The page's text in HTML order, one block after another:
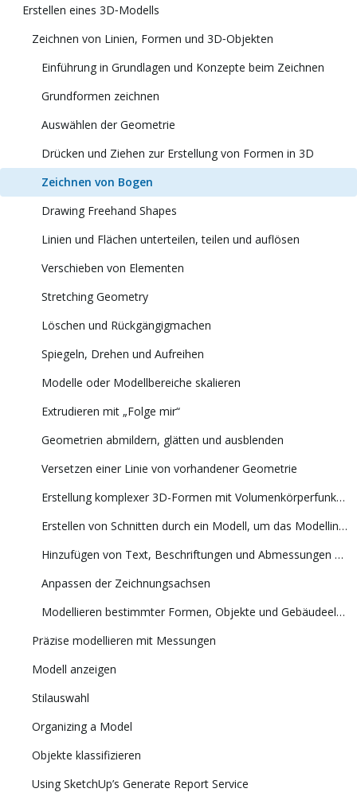
Erstellen eines 3D‑Modells
Zeichnen von Linien, Formen und 3D‑Objekten
Einführung in Grundlagen und Konzepte beim Zeichnen
Grundformen zeichnen
Auswählen der Geometrie
Drücken und Ziehen zur Erstellung von Formen in 3D
Zeichnen von Bogen
Drawing Freehand Shapes
Linien und Flächen unterteilen, teilen und auflösen
Verschieben von Elementen
Stretching Geometry
Löschen und Rückgängigmachen
Spiegeln, Drehen und Aufreihen
Modelle oder Modellbereiche skalieren
Extrudieren mit „Folge mir“
Geometrien abmildern, glätten und ausblenden
Versetzen einer Linie von vorhandener Geometrie
Erstellung komplexer 3D-Formen mit Volumenkörperfunktionen
Erstellen von Schnitten durch ein Modell, um das Modellinnere zu sehen
Hinzufügen von Text, Beschriftungen und Abmessungen zu einem Modell
Anpassen der Zeichnungsachsen
Modellieren bestimmter Formen, Objekte und Gebäudeelemente in 3D
Präzise modellieren mit Messungen
Modell anzeigen
Stilauswahl
Organizing a Model
Objekte klassifizieren
Using SketchUp’s Generate Report Service